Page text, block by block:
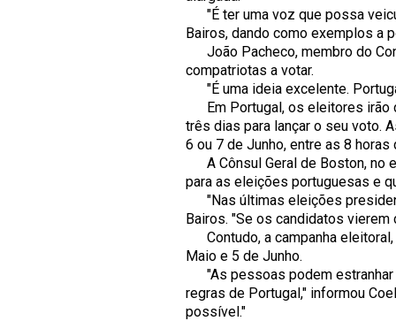
"É ter uma voz que possa
Bairos, dando como exemplos a
João Pacheco, membro do
compatriotas a votar.
"É uma ideia excelente.
Em Portugal, os eleitores irão
três dias para lançar o seu voto.
6 ou 7 de Junho, entre as 8 horas
A Cônsul Geral de Boston, no
para as eleições portuguesas e
"Nas últimas eleições
Bairos. "Se os candidatos
Contudo, a campanha
Maio e 5 de Junho.
"As pessoas podem estranhar
regras de Portugal," informou
possível."